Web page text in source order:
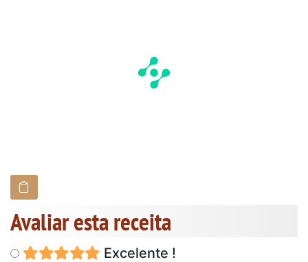
Avaliar esta receita
Excelente !